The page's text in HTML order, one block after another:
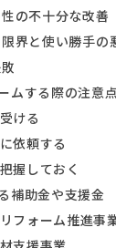
の不十分な改善
界と使い勝手の
ムする際の注意点
ける
依頼する
握しておく
補助金や支援金
フォーム推進事